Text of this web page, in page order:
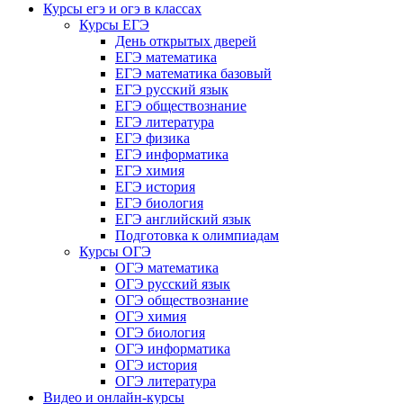
Курсы егэ и огэ в классах
Курсы ЕГЭ
День открытых дверей
ЕГЭ математика
ЕГЭ математика базовый
ЕГЭ русский язык
ЕГЭ обществознание
ЕГЭ литература
ЕГЭ физика
ЕГЭ информатика
ЕГЭ химия
ЕГЭ история
ЕГЭ биология
ЕГЭ английский язык
Подготовка к олимпиадам
Курсы ОГЭ
ОГЭ математика
ОГЭ русский язык
ОГЭ обществознание
ОГЭ химия
ОГЭ биология
ОГЭ информатика
ОГЭ история
ОГЭ литература
Видео и онлайн-курсы